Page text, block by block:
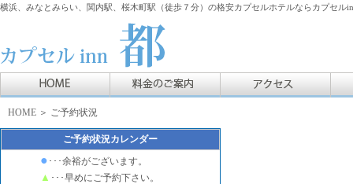
横浜、みなとみらい、関内駅、桜木町駅（徒歩７分）の格安カプセルホテルならカプセル
HOME ＞ ご予約状況
ご予約状況カレンダー
● ･･･余裕がございます。
▲ ･･･早めにご予約下さい。